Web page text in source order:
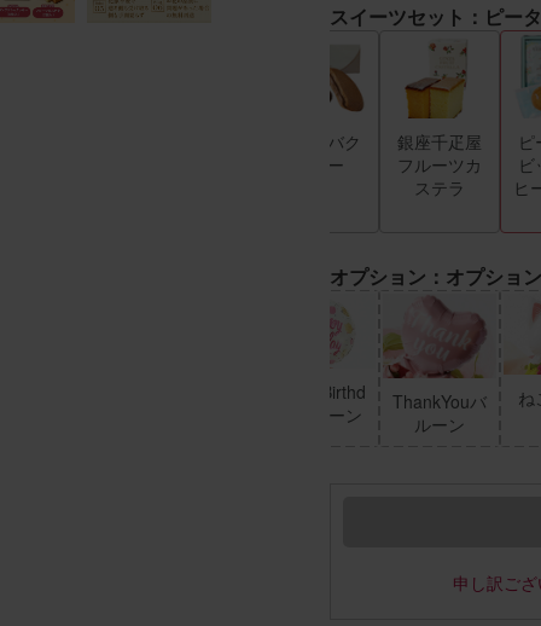
スイーツセット：ピー
ゴディバク
ッキー
銀座千疋屋
フルーツカ
ステラ
ヒ
オプション：オプショ
HappyBirthd
ayバルーン
ThankYouバ
ルーン
ね
申し訳ござ